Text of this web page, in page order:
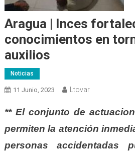
Aragua | Inces
conocimientos en
auxilios
Noticias
11 Junio, 2023 Ltovar
** El conjunto de
permiten la atención
personas accidentadas